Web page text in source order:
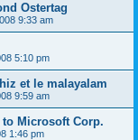
Ostertag
9:33 am
5:10 pm
et le malayalam
9:59 am
Microsoft Corp.
1:46 pm